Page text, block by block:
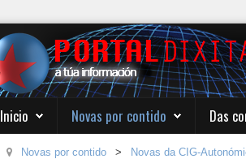
Inicio Novas por contido Das
Novas por contido > Novas da CIG-